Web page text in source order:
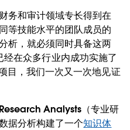
务和审计领域专长得到在
等技能水平的团队成员的
析，就必须同时具备这两
在众多行业内成功实施了
目，我们一次又一次地见证
Analysts（专业研
据分析构建了一个知识体